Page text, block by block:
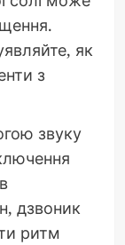
як
з
звуку
дзвоник
ритм